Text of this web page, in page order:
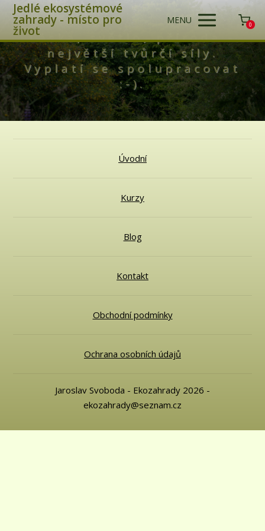
Jedlé ekosystémové
zahrady - místo pro
život
MENU 0
Láska, světlo, příroda -
největší tvůrčí síly.
Vyplatí se spolupracovat
:-).
Úvodní
Kurzy
Blog
Kontakt
Obchodní podmínky
Ochrana osobních údajů
Jaroslav Svoboda - Ekozahrady 2026 -
ekozahrady@seznam.cz